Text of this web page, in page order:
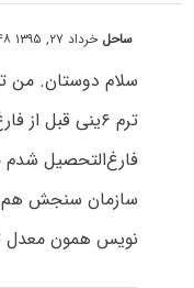
ساحل خرداد ۲۷, ۱۳۹۵ at ۸:۴۸ ب٫ظ
سلام دوستان. من
ترم ۶ینی قبل
فارغ‌التحصیل
سازمان سنجش هم
نویس همون معدل ترم ۶هست. آیا